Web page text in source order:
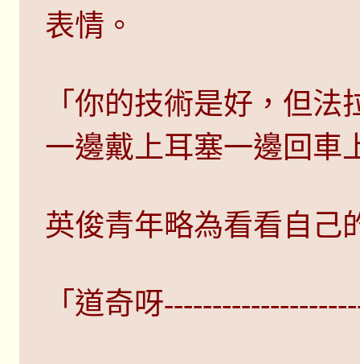
表情。
「你的技術是好，但
一邊戴上耳塞一邊回車
英俊青年略為看看自己
「道奇呀